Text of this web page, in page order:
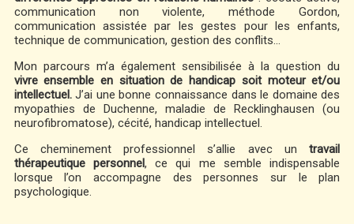
communication non violente, méthode Gordon,
communication assistée par les gestes pour les enfants,
technique de communication, gestion des conflits…
Mon parcours m’a également sensibilisée à la question du
vivre ensemble en situation de handicap soit moteur et/ou
intellectuel.J’ai une bonne connaissance dans le domaine des
myopathies de Duchenne, maladie de Recklinghausen (ou
neurofibromatose), cécité, handicap intellectuel.
Ce cheminement professionnel s’allie avec untravail
thérapeutique personnel, ce qui me semble indispensable
lorsque l’on accompagne des personnes sur le plan
psychologique.